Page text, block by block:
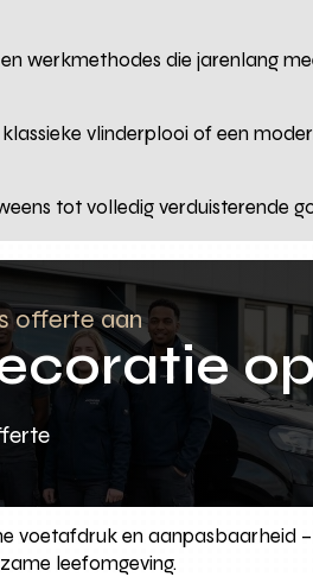
werkmethodes die jarenlang
vlinderplooi of een
tot volledig verduisterende
offerte aan
voetafdruk en aanpasbaarheid
leefomgeving.